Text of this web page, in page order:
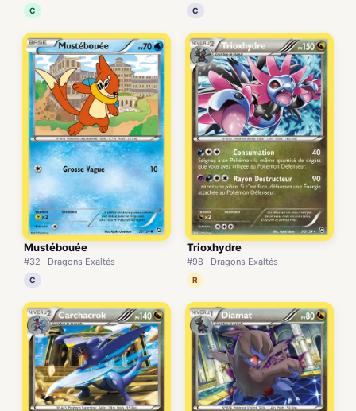
C C
Mustébouée
#32 · Dragons Exaltés
C
Trioxhydre
#98 · Dragons Exaltés
R